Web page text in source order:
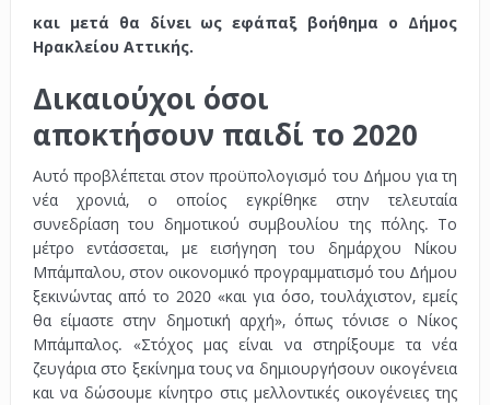
και μετά θα δίνει ως εφάπαξ βοήθημα ο Δήμος
Ηρακλείου Αττικής.
Δικαιούχοι όσοι
αποκτήσουν παιδί το 2020
Αυτό προβλέπεται στον προϋπολογισμό του Δήμου για τη
νέα χρονιά, ο οποίος εγκρίθηκε στην τελευταία
συνεδρίαση του δημοτικού συμβουλίου της πόλης. Το
μέτρο εντάσσεται, με εισήγηση του δημάρχου Νίκου
Μπάμπαλου, στον οικονομικό προγραμματισμό του Δήμου
ξεκινώντας από το 2020 «και για όσο, τουλάχιστον, εμείς
θα είμαστε στην δημοτική αρχή», όπως τόνισε ο Nίκος
Μπάμπαλος. «Στόχος μας είναι να στηρίξουμε τα νέα
ζευγάρια στο ξεκίνημα τους να δημιουργήσουν οικογένεια
και να δώσουμε κίνητρο στις μελλοντικές οικογένειες της